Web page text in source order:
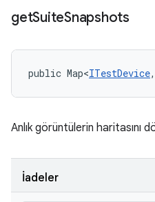
getSuiteSnapshots
public Map<ITestDevice
Anlık görüntülerin haritasını
İadeler